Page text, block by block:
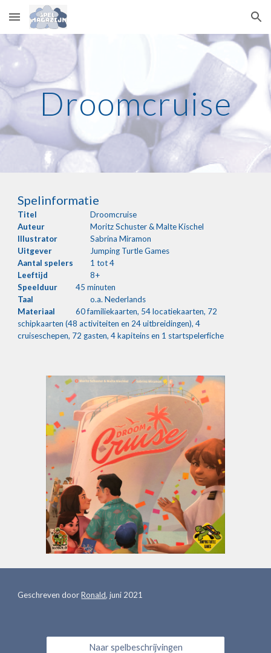
Skip to main content Skip to navigation
Droomcruise
Spelinformatie
Titel
Droomcruise
Auteur
Moritz Schuster & Malte Kischel
Illustrator
Sabrina Miramon
Uitgever
Jumping Turtle Games
Aantal spelers 1 tot 4
Leeftijd
8+
Speelduur
45 minuten
Taal
o.a. Nederlands
Materiaal
60 familiekaarten, 54 locatiekaarten, 72
schipkaarten (48 activiteiten en 24 uitbreidingen), 4
cruiseschepen, 72 gasten, 4 kapiteins en 1 startspelerfiche
Geschreven door Ronald, juni 2021
Naar spelbeschrijvingen